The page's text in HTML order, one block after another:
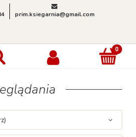
prim.ksiegarnia@gmail.com